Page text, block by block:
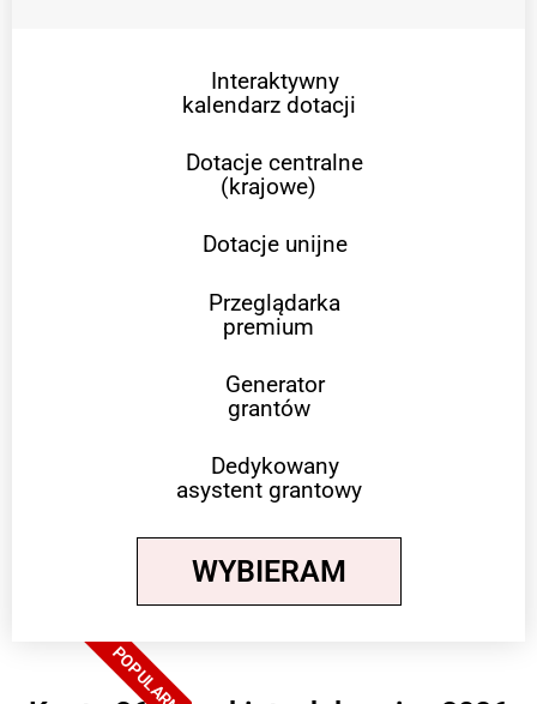
Interaktywny
kalendarz dotacji
Dotacje centralne
(krajowe)
Dotacje unijne
Przeglądarka
premium
Generator
grantów
Dedykowany
asystent grantowy
WYBIERAM
POPULARNE